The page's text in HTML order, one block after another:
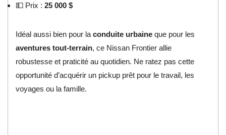
💵 Prix :25 000 $
Idéal aussi bien pour laconduite urbaine que pour les
aventures tout-terrain, ce Nissan Frontier allie
robustesse et praticité au quotidien. Ne ratez pas cette
opportunité d’acquérir un pickup prêt pour le travail, les
voyages ou la famille.